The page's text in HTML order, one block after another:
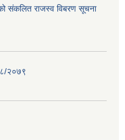
संकलित राजस्व विबरण सूचना
२०७९